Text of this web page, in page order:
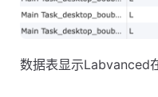
数据表显示Labvanced